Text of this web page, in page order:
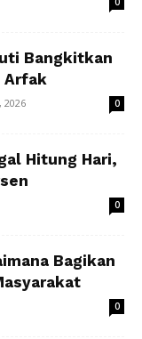
Bangkitkan
Arfak
2026 0
Hitung Hari,
0
Bagikan
0